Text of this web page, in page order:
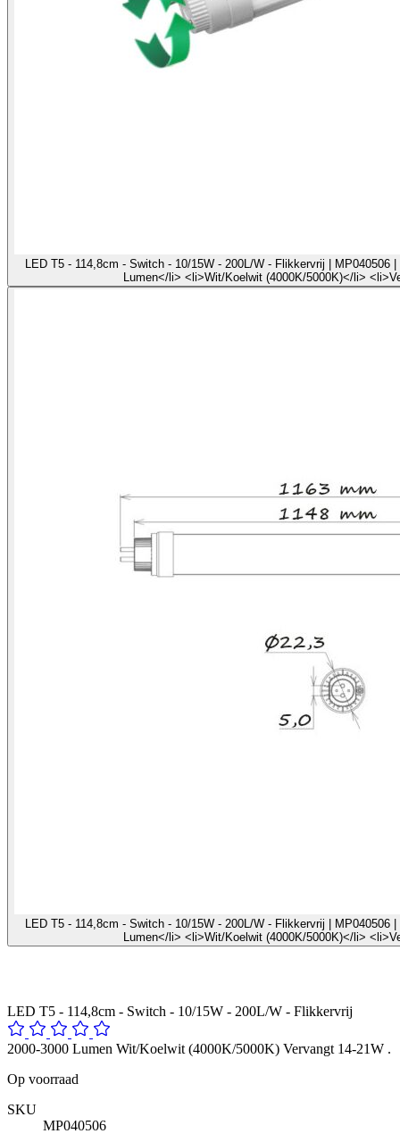
LED T5 - 114,8cm - Switch - 10/15W - 200L/W - Flikkervrij |
Lumen</li> <li>Wit/Koelwit (4000K/5000K)</li>
LED T5 - 114,8cm - Switch - 10/15W - 200L/W - Flikkervrij |
Lumen</li> <li>Wit/Koelwit (4000K/5000K)</li>
LED T5 - 114,8cm - Switch - 10/15W - 200L/W - Flikkervrij
2000-3000 Lumen Wit/Koelwit (4000K/5000K) Vervangt 14-21W .
Op voorraad
SKU
MP040506